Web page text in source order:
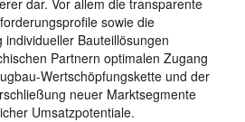
dar. Vor allem die transparente
sowie die
Bauteillösungen
Partnern optimalen Zugang
Wertschöpfungskette und der
neuer Marktsegmente
Umsatzpotentiale.